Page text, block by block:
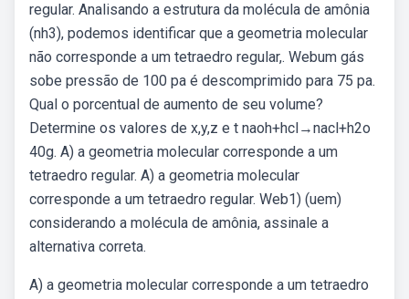
regular. Analisando a estrutura da molécula de amônia
(nh3), podemos identificar que a geometria molecular
não corresponde a um tetraedro regular,. Webum gás
sobe pressão de 100 pa é descomprimido para 75 pa.
Qual o porcentual de aumento de seu volume?
Determine os valores de x,y,z e t naoh+hcl→nacl+h2o
40g. A) a geometria molecular corresponde a um
tetraedro regular. A) a geometria molecular
corresponde a um tetraedro regular. Web1) (uem)
considerando a molécula de amônia, assinale a
alternativa correta.
A) a geometria molecular corresponde a um tetraedro